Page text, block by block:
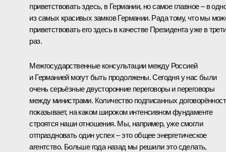
приветствовать здесь, в Германии, но самое главное – в
из самых красивых замков Германии. Рада тому, что мы
приветствовать его здесь в качестве Президента уже в
раз.
Межгосударственные консультации между Россией
и Германией могут быть продолжены. Сегодня у нас были
очень серьёзные двусторонние переговоры и переговоры
между министрами. Количество подписанных
показывает, на каком широком интенсивном фундаменте
строятся наши отношения. Мы, например, уже смогли
отпраздновать один успех – это общее энергетическое
агентство. Больше года назад мы решили это сделать,